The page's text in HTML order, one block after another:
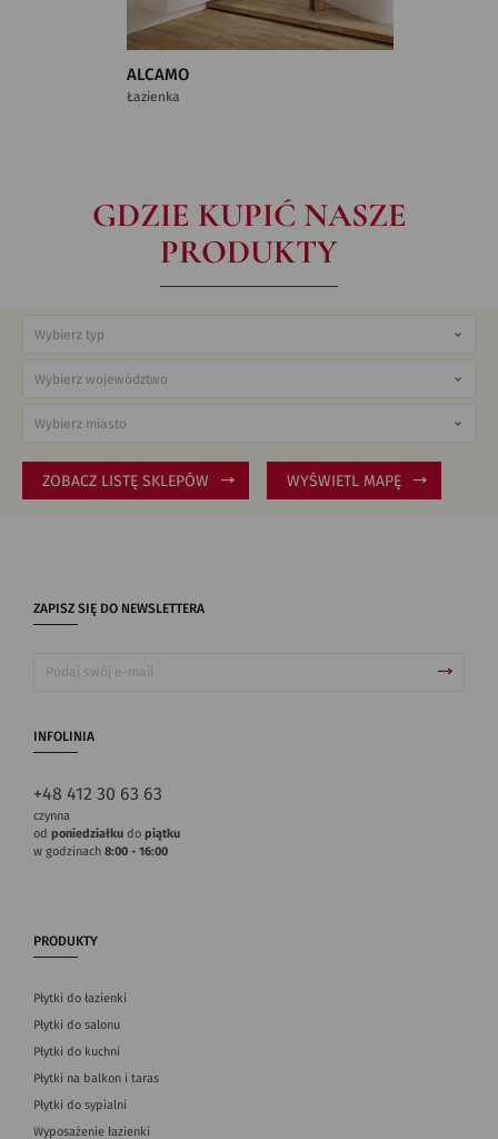
ALCAMO
Łazienka
GDZIE KUPIĆ NASZE
PRODUKTY
ZOBACZ LISTĘ SKLEPÓW WYŚWIETL MAPĘ
ZAPISZ SIĘ DO NEWSLETTERA
INFOLINIA
+48 412 30 63 63
czynna
od poniedziałku do piątku
w godzinach 8:00 - 16:00
PRODUKTY
Płytki do łazienki
Płytki do salonu
Płytki do kuchni
Płytki na balkon i taras
Płytki do sypialni
Wyposażenie łazienki